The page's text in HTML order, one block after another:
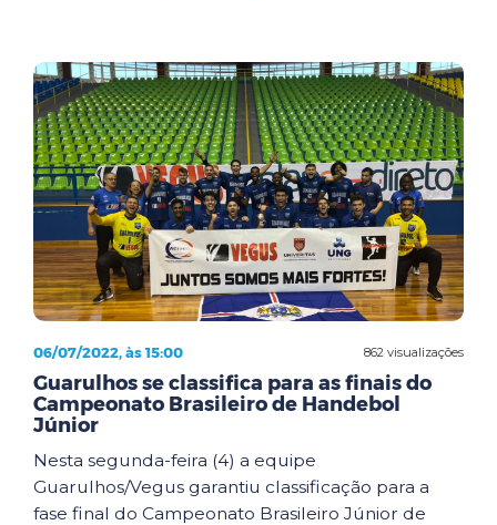
862 visualizações
06/07/2022, às 15:00
Guarulhos se classifica para as finais do
Campeonato Brasileiro de Handebol
Júnior
Nesta segunda-feira (4) a equipe
Guarulhos/Vegus garantiu classificação para a
fase final do Campeonato Brasileiro Júnior de